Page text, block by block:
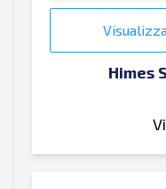
Himes